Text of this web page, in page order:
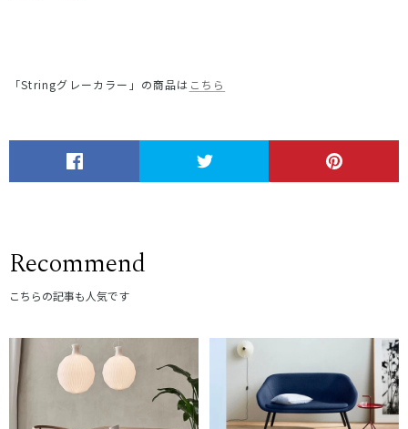
「Stringグレーカラー」の商品は こちら
Recommend
こちらの記事も人気です